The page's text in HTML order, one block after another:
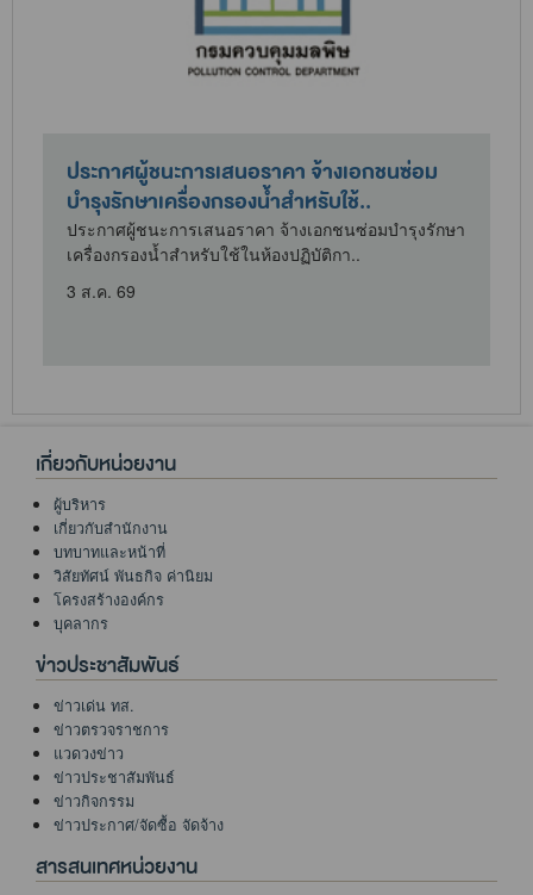
ประกาศผู้ชนะการเสนอราคา จ้างเอกชนซ่อม
บำรุงรักษาเครื่องกรองน้ำสำหรับใช้..
ประกาศผู้ชนะการเสนอราคา จ้างเอกชนซ่อมบำรุงรักษา
เครื่องกรองน้ำสำหรับใช้ในห้องปฏิบัติกา..
3 ส.ค. 69
เกี่ยวกับหน่วยงาน
ผู้บริหาร
เกี่ยวกับสำนักงาน
บทบาทและหน้าที่
วิสัยทัศน์ พันธกิจ ค่านิยม
โครงสร้างองค์กร
บุคลากร
ข่าวประชาสัมพันธ์
ข่าวเด่น ทส.
ข่าวตรวจราชการ
แวดวงข่าว
ข่าวประชาสัมพันธ์
ข่าวกิจกรรม
ข่าวประกาศ/จัดซื้อ จัดจ้าง
สารสนเทศหน่วยงาน